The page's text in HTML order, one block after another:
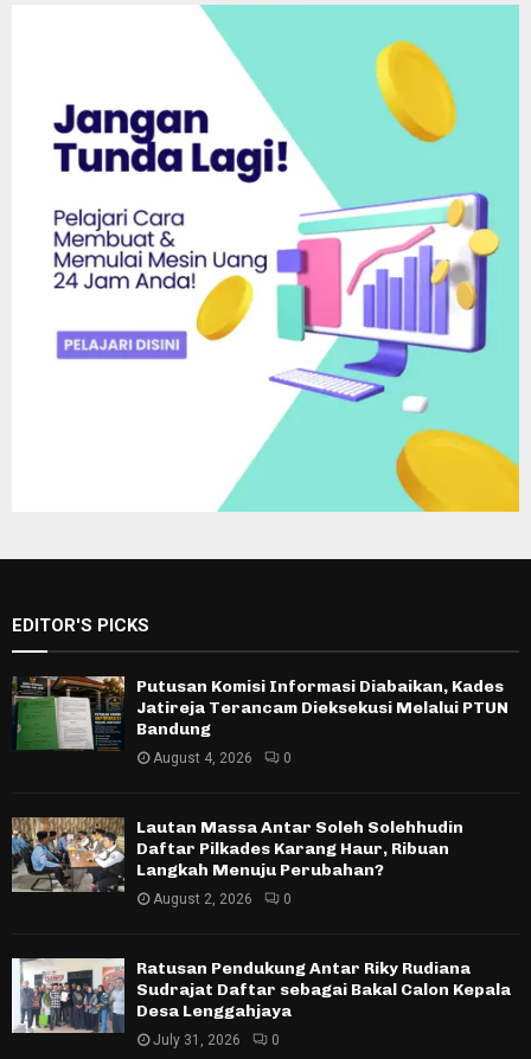
EDITOR'S PICKS
Putusan Komisi Informasi Diabaikan, Kades
Jatireja Terancam Dieksekusi Melalui PTUN
Bandung
August 4, 2026 0
Lautan Massa Antar Soleh Solehhudin
Daftar Pilkades Karang Haur, Ribuan
Langkah Menuju Perubahan?
August 2, 2026 0
Ratusan Pendukung Antar Riky Rudiana
Sudrajat Daftar sebagai Bakal Calon Kepala
Desa Lenggahjaya
July 31, 2026 0